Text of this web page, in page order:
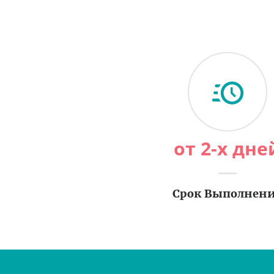
от 2-х
Срок